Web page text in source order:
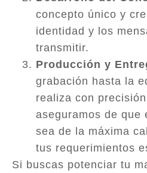
concepto único y
identidad y los
transmitir.
Producción y
grabación hasta la
realiza con
aseguramos de que
sea de la máxima
tus requerimientos
Si buscas potenciar tu